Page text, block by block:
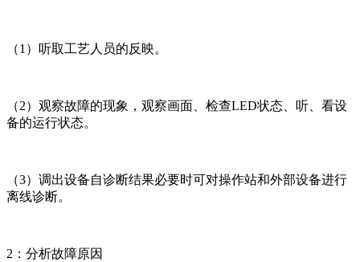
（1）听取工艺人员的反映。
（2）观察故障的现象，观察画面、检查LED状态、听、看设
备的运行状态。
（3）调出设备自诊断结果必要时可对操作站和外部设备进行
离线诊断。
2：分析故障原因